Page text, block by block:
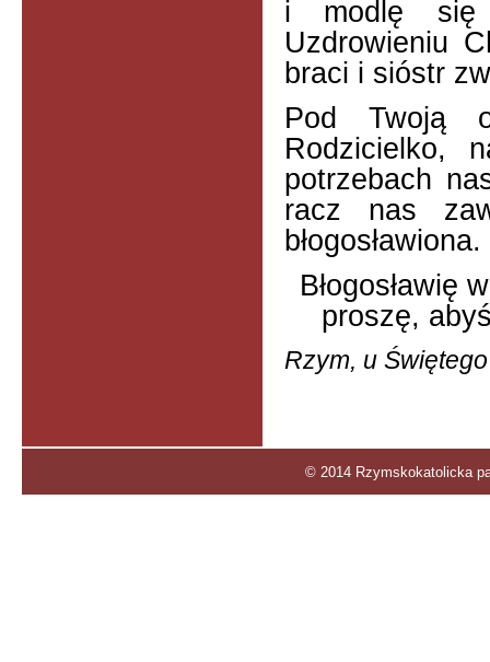
i modlę się
Uzdrowieniu
braci i sióstr
Pod Twoją
Rodzicielko,
potrzebach
racz nas
błogosławiona.
Błogosławię
proszę,
Rzym, u
© 2014 Rzymskokatolicka